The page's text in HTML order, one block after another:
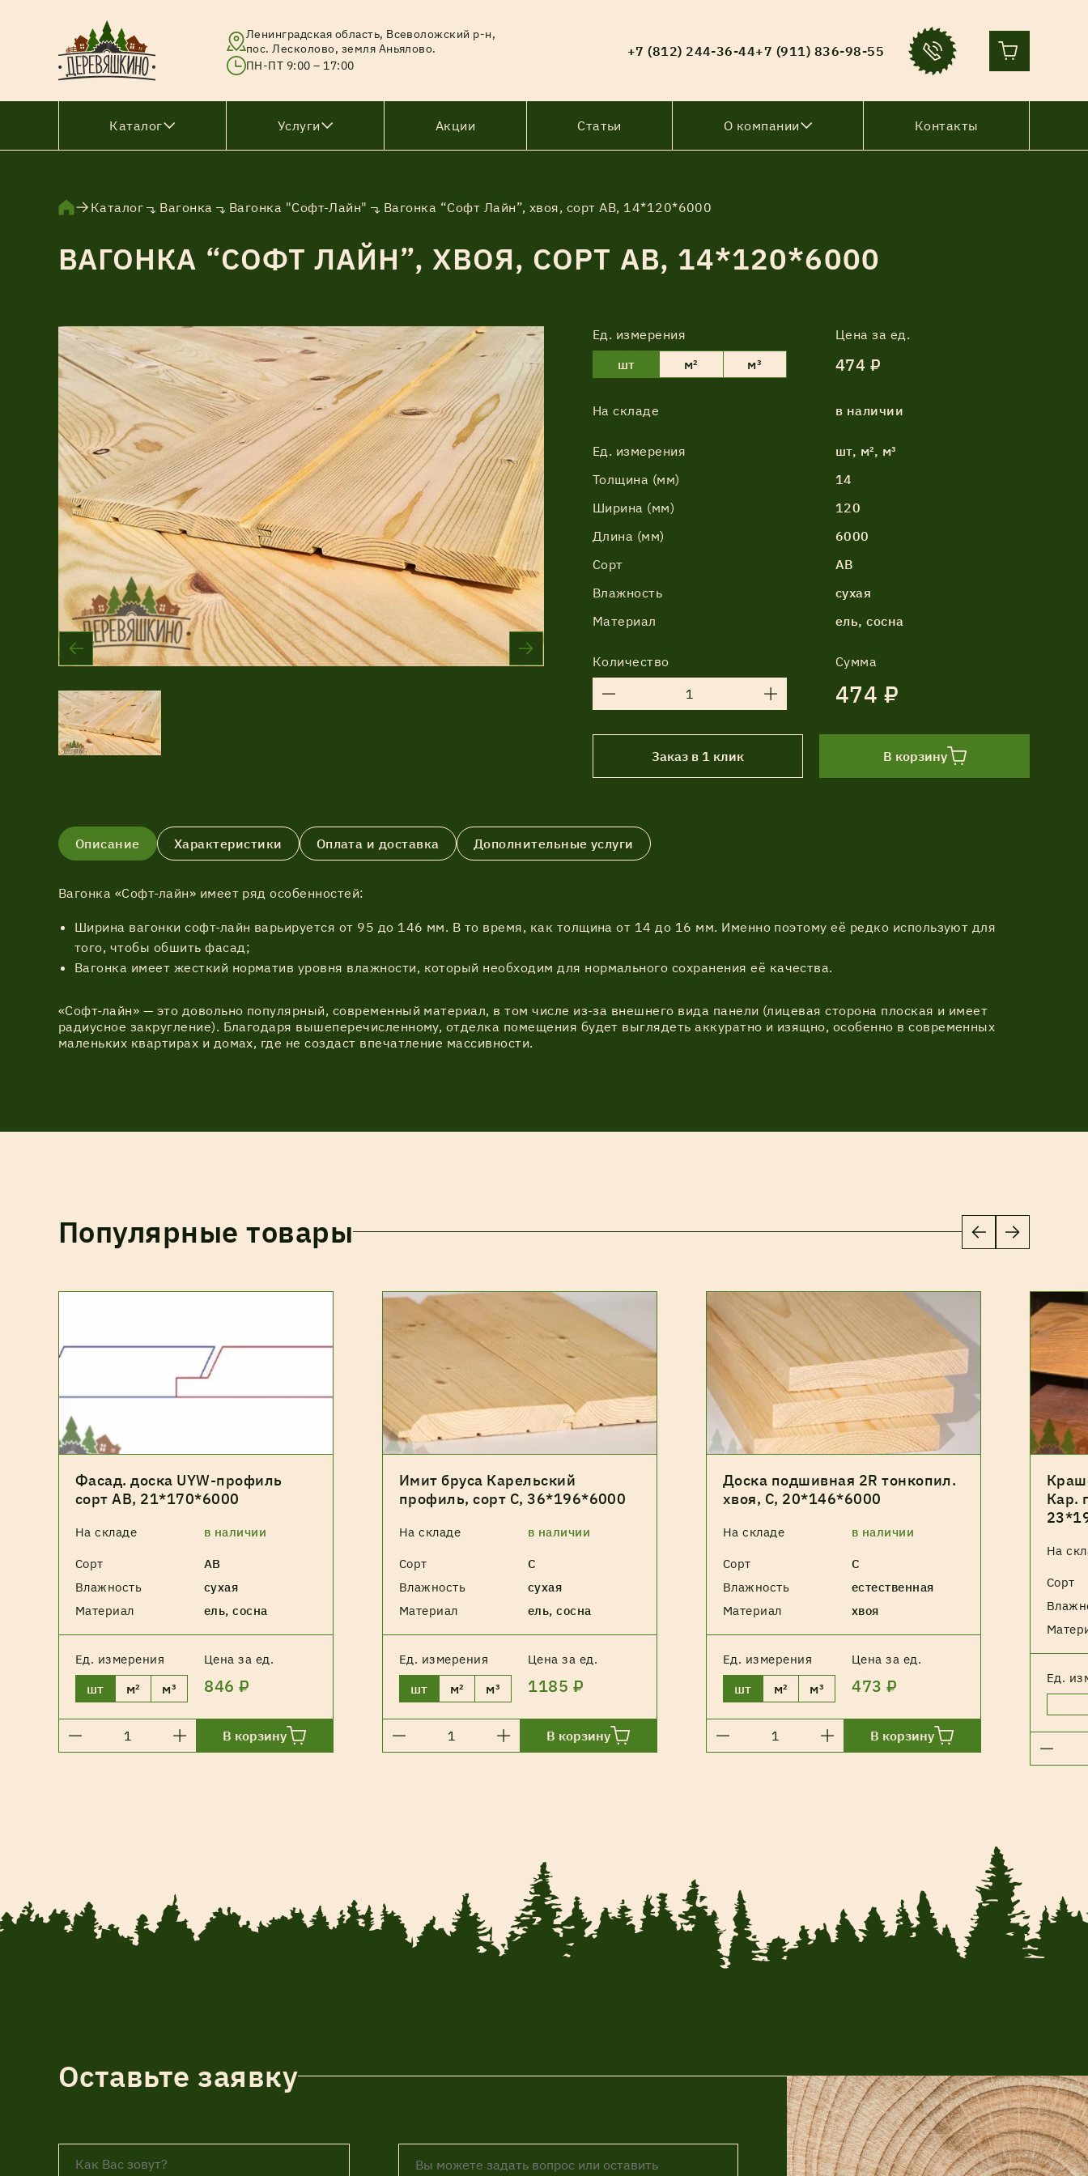
Ленинградская область, Всеволожский р-н,
пос. Лесколово, земля Аньялово.
ПН-ПТ 9:00 – 17:00
+7 (812) 244-36-44+7 (911) 836-98-55
Каталог
Брусок
Вагонка
Доска тонкопиленная
Имитация бруса
Крашеная продукция
Планкен
Рейка
Террасная доска
Фасадная доска
Услуги Акции Статьи О компании Контакты
Каталог Вагонка Вагонка "Софт-Лайн" Вагонка “Софт Лайн”, хвоя, сорт АВ, 14*120*6000
ВАГОНКА “СОФТ ЛАЙН”, ХВОЯ, СОРТ АВ, 14*120*6000
Ед. измерения
шт
м² м³
Цена за ед.
474 ₽
На складе в наличии
Ед. измерения
шт, м², м³
Толщина (мм)
14
Ширина (мм)
120
Длина (мм)
6000
Сорт
АВ
Влажность
сухая
Материал
ель, сосна
Количество Сумма
474 ₽
Заказ в 1 клик В корзину
Описание Характеристики Оплата и доставка Дополнительные услуги
Вагонка «Софт-лайн» имеет ряд особенностей:
Ширина вагонки софт-лайн варьируется от 95 до 146 мм. В то время, как толщина от 14 до 16 мм. Именно поэтому её редко используют для
того, чтобы обшить фасад;
Вагонка имеет жесткий норматив уровня влажности, который необходим для нормального сохранения её качества.
«Софт-лайн» — это довольно популярный, современный материал, в том числе из-за внешнего вида панели (лицевая сторона плоская и имеет
радиусное закругление). Благодаря вышеперечисленному, отделка помещения будет выглядеть аккуратно и изящно, особенно в современных
маленьких квартирах и домах, где не создаст впечатление массивности.
Популярные товары
Фасад. доска UYW-профиль
сорт АВ, 21*170*6000
На складе в наличии
Сорт
АВ
Влажность
сухая
Материал
ель, сосна
Ед. измерения Цена за ед.
шт м² м³ 846 ₽
В корзину
Имит бруса Карельский
профиль, сорт С, 36*196*6000
На складе в наличии
Сорт
С
Влажность
сухая
Материал
ель, сосна
Ед. измерения Цена за ед.
шт м² м³ 1185 ₽
В корзину
Доска подшивная 2R тонкопил.
хвоя, С, 20*146*6000
На складе в наличии
Сорт
С
Влажность
естественная
Материал
хвоя
Ед. измерения Цена за ед.
шт м² м³ 473 ₽
В корзину
Кар.
На
Сорт
Ед.
Оставьте заявку
Соглашение об обработке
персональных данных
Соглашение об обработке
персональных данных